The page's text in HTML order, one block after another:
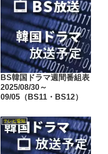
BS韓国ドラマ週間番組表
2025/08/30～
09/05（BS11・BS12）
テレビ愛知